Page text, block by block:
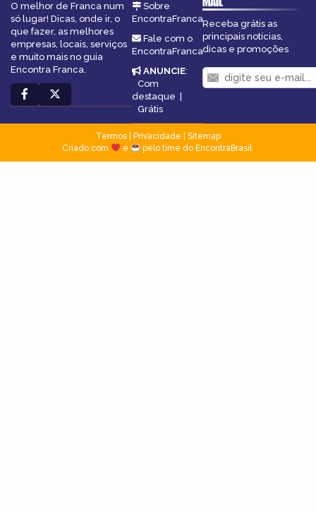
O melhor de Franca num
só lugar! Dicas, onde ir, o
que fazer, as melhores
empresas, locais, serviços
e muito mais no guia
Encontra Franca.
Sobre
EncontraFranca
Fale com o
EncontraFranca
ANUNCIE:
Com
destaque |
Grátis
Receba grátis as
principais notícias,
dicas e promoções
Termos| Privacidade
Sitemap
Criado com
e pelo time do EncontraBrasil